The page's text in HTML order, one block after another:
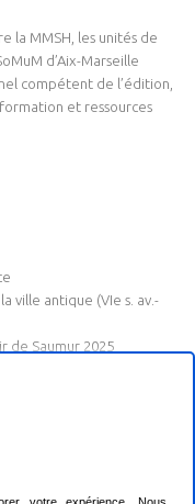
la MMSH, les unités de
d’Aix-Marseille
compétent de l’édition,
et ressources
ville antique (VIe s. av.-
de Saumur 2025